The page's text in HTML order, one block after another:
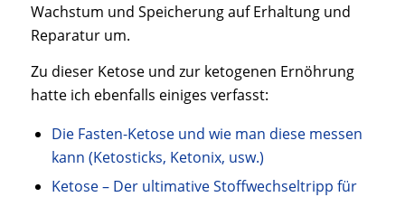
Wachstum und Speicherung auf Erhaltung und
Reparatur um.
Zu dieser Ketose und zur ketogenen Ernöhrung
hatte ich ebenfalls einiges verfasst:
Die Fasten-Ketose und wie man diese messen
kann (Ketosticks, Ketonix, usw.)
Ketose – Der ultimative Stoffwechseltripp für